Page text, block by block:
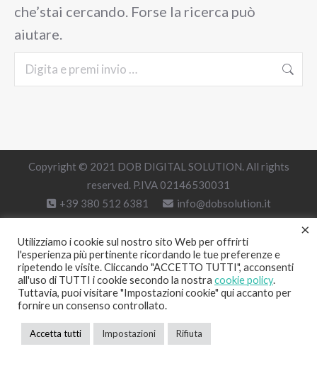
che’stai cercando. Forse la ricerca può
aiutare.
Cerca:
Copyright © 2021 DOB DIGITAL SOLUTION. All rights
reserved. P.IVA 02146530031
+39 380 512 6381
info@dobsolution.it
Utilizziamo i cookie sul nostro sito Web per offrirti
l'esperienza più pertinente ricordando le tue preferenze e
ripetendo le visite. Cliccando "ACCETTO TUTTI", acconsenti
all'uso di TUTTI i cookie secondo la nostra cookie policy.
Tuttavia, puoi visitare "Impostazioni cookie" qui accanto per
fornire un consenso controllato.
Accetta tutti Impostazioni Rifiuta
×